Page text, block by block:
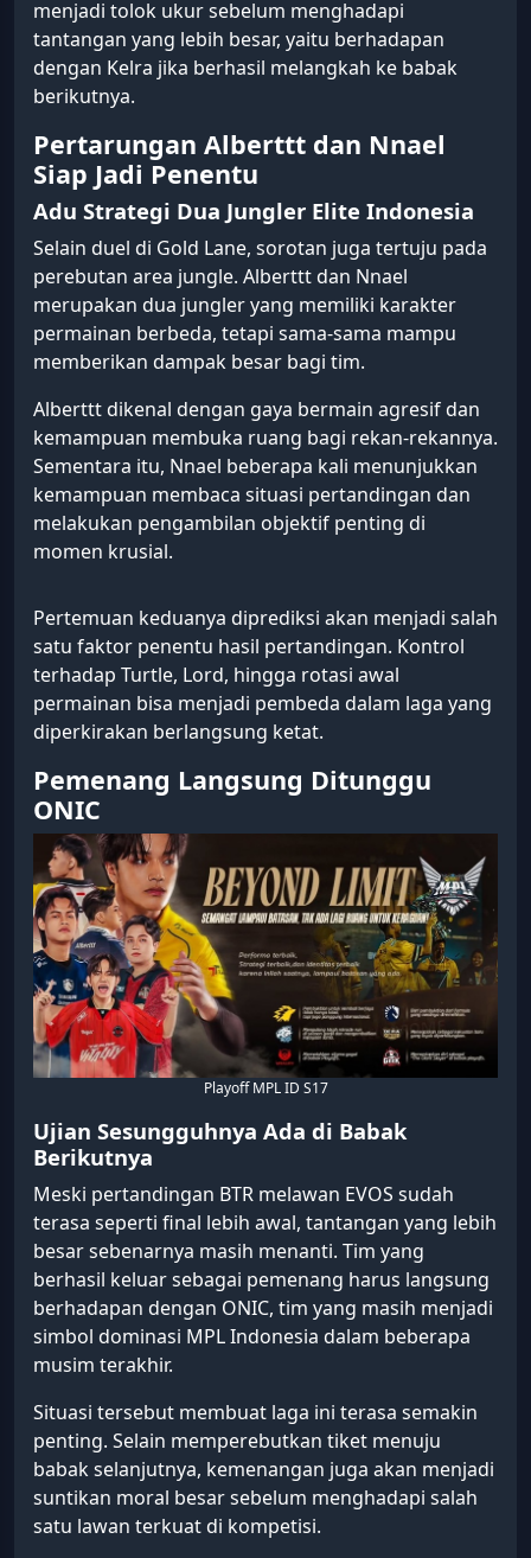
menjadi tolok ukur sebelum menghadapi
tantangan yang lebih besar, yaitu berhadapan
dengan Kelra jika berhasil melangkah ke babak
berikutnya.
Pertarungan Alberttt dan Nnael
Siap Jadi Penentu
Adu Strategi Dua Jungler Elite Indonesia
Selain duel di Gold Lane, sorotan juga tertuju pada
perebutan area jungle. Alberttt dan Nnael
merupakan dua jungler yang memiliki karakter
permainan berbeda, tetapi sama-sama mampu
memberikan dampak besar bagi tim.
Alberttt dikenal dengan gaya bermain agresif dan
kemampuan membuka ruang bagi rekan-rekannya.
Sementara itu, Nnael beberapa kali menunjukkan
kemampuan membaca situasi pertandingan dan
melakukan pengambilan objektif penting di
momen krusial.
Pertemuan keduanya diprediksi akan menjadi salah
satu faktor penentu hasil pertandingan. Kontrol
terhadap Turtle, Lord, hingga rotasi awal
permainan bisa menjadi pembeda dalam laga yang
diperkirakan berlangsung ketat.
Pemenang Langsung Ditunggu
ONIC
Playoff MPL ID S17
Ujian Sesungguhnya Ada di Babak
Berikutnya
Meski pertandingan BTR melawan EVOS sudah
terasa seperti final lebih awal, tantangan yang lebih
besar sebenarnya masih menanti. Tim yang
berhasil keluar sebagai pemenang harus langsung
berhadapan dengan ONIC, tim yang masih menjadi
simbol dominasi MPL Indonesia dalam beberapa
musim terakhir.
Situasi tersebut membuat laga ini terasa semakin
penting. Selain memperebutkan tiket menuju
babak selanjutnya, kemenangan juga akan menjadi
suntikan moral besar sebelum menghadapi salah
satu lawan terkuat di kompetisi.